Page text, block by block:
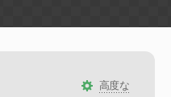
高度な